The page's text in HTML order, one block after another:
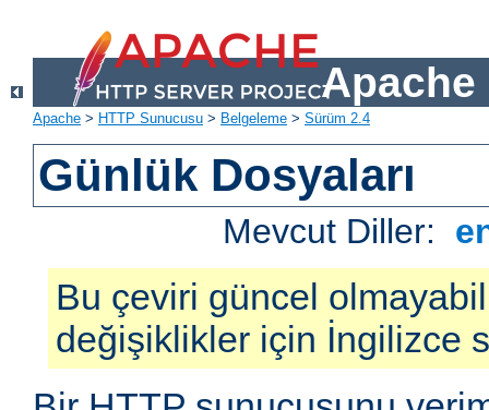
Apache
Apache > HTTP Sunucusu > Belgeleme > Sürüm 2.4
Günlük Dosyaları
Mevcut Diller:
Bu çeviri güncel
değişiklikler için İngilizce